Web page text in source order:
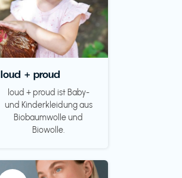
loud + proud
loud + proud ist Baby-
und Kinderkleidung aus
Biobaumwolle und
Biowolle.